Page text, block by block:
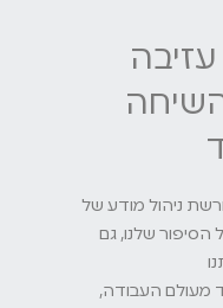
ניהול מודע של
הסיפור שלנו, גם
מעולם העבודה,